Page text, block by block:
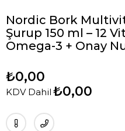
Nordic Bork
Şurup 150 ml – 12
Omega-3 + Onay
₺0,00
KDV Dahil ₺0,00